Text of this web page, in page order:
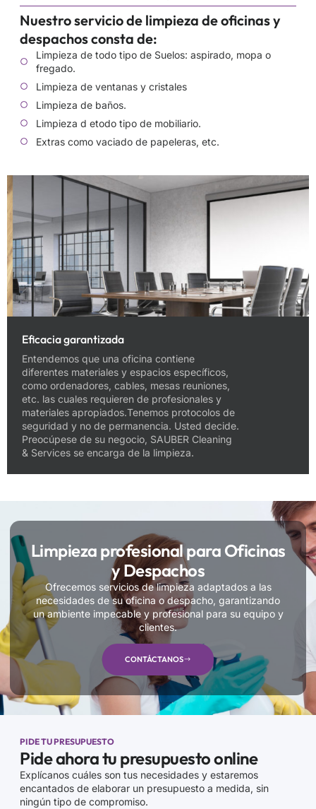
Nuestro servicio de limpieza de oficinas y
despachos consta de:
Limpieza de todo tipo de Suelos: aspirado, mopa o
fregado.
Limpieza de ventanas y cristales
Limpieza de baños.
Limpieza d etodo tipo de mobiliario.
Extras como vaciado de papeleras, etc.
Eficacia garantizada
Entendemos que una oficina contiene
diferentes materiales y espacios específicos,
como ordenadores, cables, mesas reuniones,
etc. las cuales requieren de profesionales y
materiales apropiados.Tenemos protocolos de
seguridad y no de permanencia. Usted decide.
Preocúpese de su negocio, SAUBER Cleaning
& Services se encarga de la limpieza.
Limpieza profesional para Oficinas
y Despachos
Ofrecemos servicios de limpieza adaptados a las
necesidades de su oficina o despacho, garantizando
un ambiente impecable y profesional para su equipo y
clientes.
CONTÁCTANOS
PIDE TU PRESUPUESTO
Pide ahora tu presupuesto online
Explícanos cuáles son tus necesidades y estaremos
encantados de elaborar un presupuesto a medida, sin
ningún tipo de compromiso.